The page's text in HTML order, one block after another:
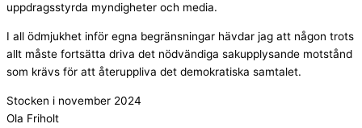
uppdragsstyrda myndigheter och media.
I all ödmjukhet inför egna begränsningar hävdar jag att någon trots
allt måste fortsätta driva det nödvändiga sakupplysande motstånd
som krävs för att återuppliva det demokratiska samtalet.
Stocken i november 2024
Ola Friholt